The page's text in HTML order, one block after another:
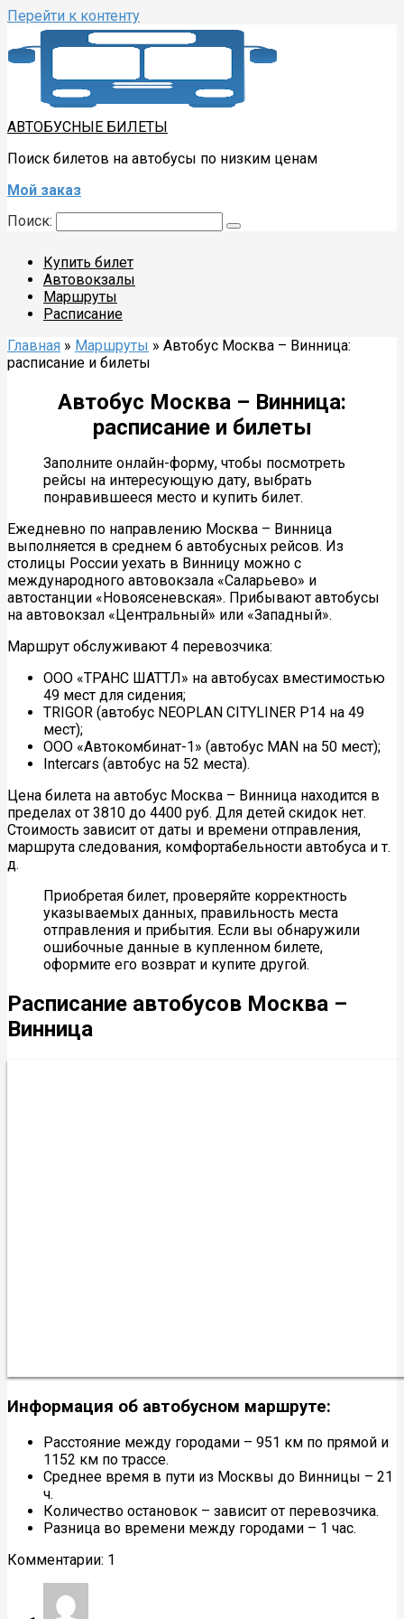
Перейти к контенту
АВТОБУСНЫЕ БИЛЕТЫ
Поиск билетов на автобусы по низким ценам
Мой заказ
Поиск:
Купить билет
Автовокзалы
Маршруты
Расписание
Главная » Маршруты » Автобус Москва – Винница:
расписание и билеты
Автобус Москва – Винница:
расписание и билеты
Заполните онлайн-форму, чтобы посмотреть
рейсы на интересующую дату, выбрать
понравившееся место и купить билет.
Ежедневно по направлению Москва – Винница
выполняется в среднем 6 автобусных рейсов. Из
столицы России уехать в Винницу можно с
международного автовокзала «Саларьево» и
автостанции «Новоясеневская». Прибывают автобусы
на автовокзал «Центральный» или «Западный».
Маршрут обслуживают 4 перевозчика:
ООО «ТРАНС ШАТТЛ» на автобусах вместимостью
49 мест для сидения;
TRIGOR (автобус NEOPLAN CITYLINER P14 на 49
мест);
ООО «Автокомбинат-1» (автобус MAN на 50 мест);
Intercars (автобус на 52 места).
Цена билета на автобус Москва – Винница находится в
пределах от 3810 до 4400 руб. Для детей скидок нет.
Стоимость зависит от даты и времени отправления,
маршрута следования, комфортабельности автобуса и т.
д.
Приобретая билет, проверяйте корректность
указываемых данных, правильность места
отправления и прибытия. Если вы обнаружили
ошибочные данные в купленном билете,
оформите его возврат и купите другой.
Расписание автобусов Москва –
Винница
Информация об автобусном маршруте:
Расстояние между городами – 951 км по прямой и
1152 км по трассе.
Среднее время в пути из Москвы до Винницы – 21
ч.
Количество остановок – зависит от перевозчика.
Разница во времени между городами – 1 час.
Комментарии: 1